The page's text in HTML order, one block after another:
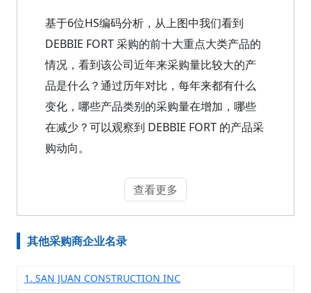
基于6位HS编码分析，从上图中我们看到
DEBBIE FORT 采购的前十大重点大类产品的
情况，看到该公司近年来采购量比较大的产
品是什么？通过历年对比，每年来都有什么
变化，哪些产品类别的采购量在增加，哪些
在减少？可以观察到 DEBBIE FORT 的产品采
购动向。
查看更多
其他采购商企业名录
1. SAN JUAN CONSTRUCTION INC